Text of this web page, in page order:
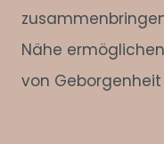
Nähe
von